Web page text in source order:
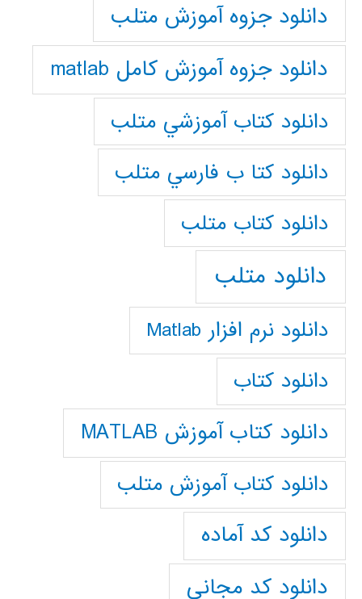
دانلود جزوه آموزش متلب
دانلود جزوه آموزش کامل matlab
دانلود كتاب آموزشي متلب
دانلود كتا ب فارسي متلب
دانلود كتاب متلب
دانلود متلب
دانلود نرم افزار Matlab
دانلود کتاب
دانلود کتاب آموزش MATLAB
دانلود کتاب آموزش متلب
دانلود کد آماده
دانلود کد مجانی